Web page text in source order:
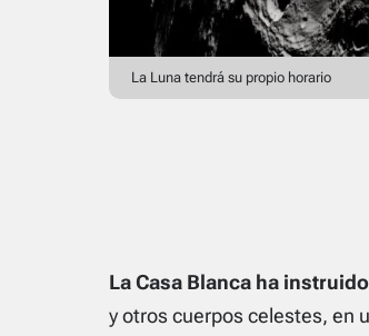
La Luna tendrá su propio horario
La Casa Blanca ha
y otros cuerpos celestes, en